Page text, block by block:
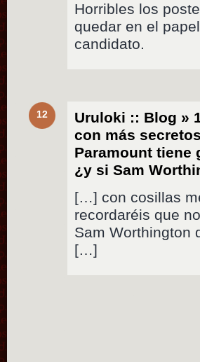
Horribles los
quedar en el
candidato.
12
Uruloki :: Blog »
con más
Paramount tiene
¿y si Sam
[…] con cosillas
recordaréis que
Sam Worthington
[…]